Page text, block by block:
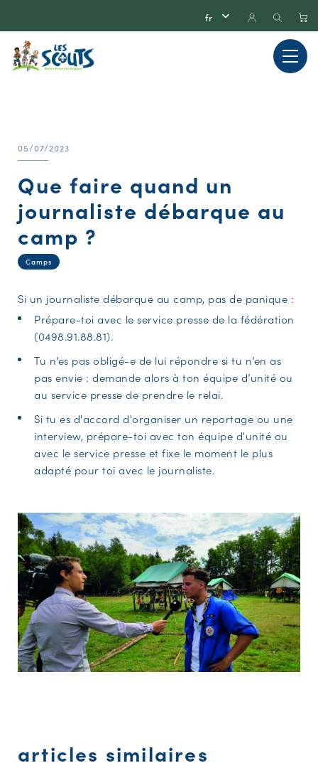
05/07/2023
Que faire quand un
journaliste débarque au
camp ?
Camps
Si un journaliste débarque au camp, pas de panique :
Prépare-toi avec le service presse de la fédération
(0498.91.88.81).
Tu n’es pas obligé-e de lui répondre si tu n’en as
pas envie : demande alors à ton équipe d’unité ou
au service presse de prendre le relai.
Si tu es d'accord d'organiser un reportage ou une
interview, prépare-toi avec ton équipe d'unité ou
avec le service presse et fixe le moment le plus
adapté pour toi avec le journaliste.
articles similaires